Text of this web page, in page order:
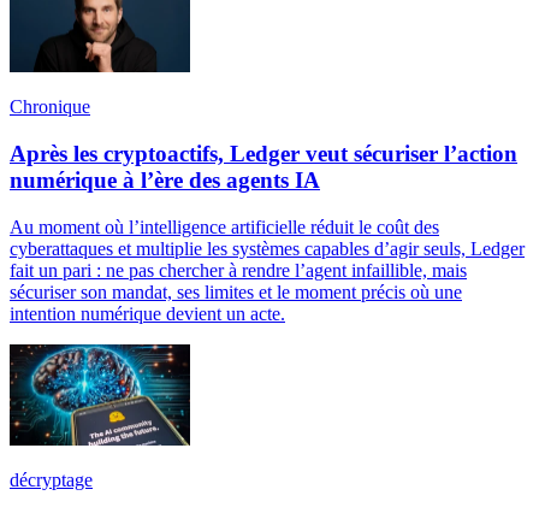
Chronique
Après les cryptoactifs, Ledger veut sécuriser l’action
numérique à l’ère des agents IA
Au moment où l’intelligence artificielle réduit le coût des
cyberattaques et multiplie les systèmes capables d’agir seuls, Ledger
fait un pari : ne pas chercher à rendre l’agent infaillible, mais
sécuriser son mandat, ses limites et le moment précis où une
intention numérique devient un acte.
décryptage